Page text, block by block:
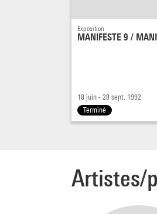
Exposition
MANIFESTE 9 /
18 juin - 28 sept. 1992
Terminé
Artistes/